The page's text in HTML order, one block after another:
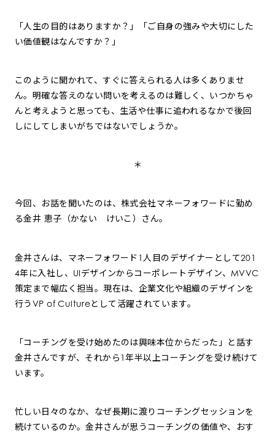
「人生の目的はありますか？」「ご自身の強みや大切にした
い価値観はなんですか？」
このように聞かれて、すぐに答えられる人は多くありませ
ん。明確な答えのない問いを考えるのは難しく、いつかちゃ
んと考えようと思っても、生活や仕事に追われるなかで後回
しにしてしまいがちではないでしょうか。
＊
今回、お話を聞いたのは、株式会社マネーフォワードに勤め
る金井 恵子（かない けいこ）さん。
金井さんは、マネーフォワード1人目のデザイナーとして201
4年に入社し、UIデザインからコーポレートデザイン、MVVC
策定まで幅広く担当。現在は、企業文化や組織のデザインを
行うVP of Cultureとして活躍されています。
「コーチングを受け始めたのは興味本位からだった」と話す
金井さんですが、それから1年半以上コーチングを受け続けて
います。
忙しい日々のなか、なぜ長期に渡りコーチングセッションを
続けているのか。金井さんが思うコーチングの価値や、おす